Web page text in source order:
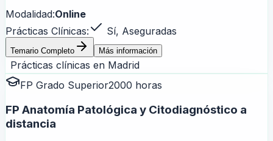
Modalidad:Online
Prácticas Clínicas:
Sí, Aseguradas
Temario Completo Más información
Prácticas clínicas en Madrid
FP Grado Superior2000 horas
FP Anatomía Patológica y Citodiagnóstico a
distancia